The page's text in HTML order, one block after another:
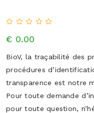
€ 0.00
BioV, la traçabilité des
procédures
transparence est notre
Pour toute demande
pour toute question,